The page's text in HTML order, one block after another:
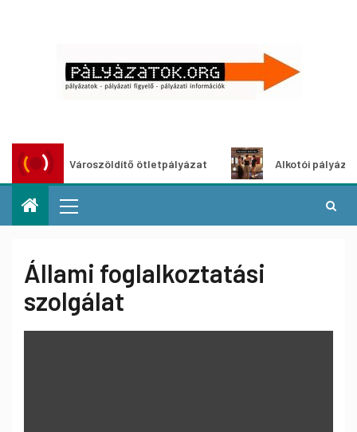
Városzöldítő ötletpályázat Alkotói pályázat
Állami foglalkoztatási
szolgálat